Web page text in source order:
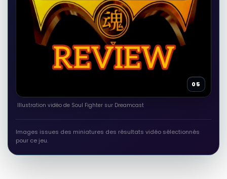
Soul Seller Fight Against Time
Autres produits liés
Voir sur Rakuten →
RÉSULTAT RAKUTEN À VÉRIFIER
The Power of darkness: Trapped in
the grip mansion of darkness, one
man's fight for survival and to save
his soul
Autres produits liés
Voir sur Rakuten →
Empress Of Revolt: Me-Katilili's fight
05
Illustration vidéo de Soul Fighter sur Dreamcast
Images issues des miniatures des résultats vidéo sélectionnés
pour ce jeu.